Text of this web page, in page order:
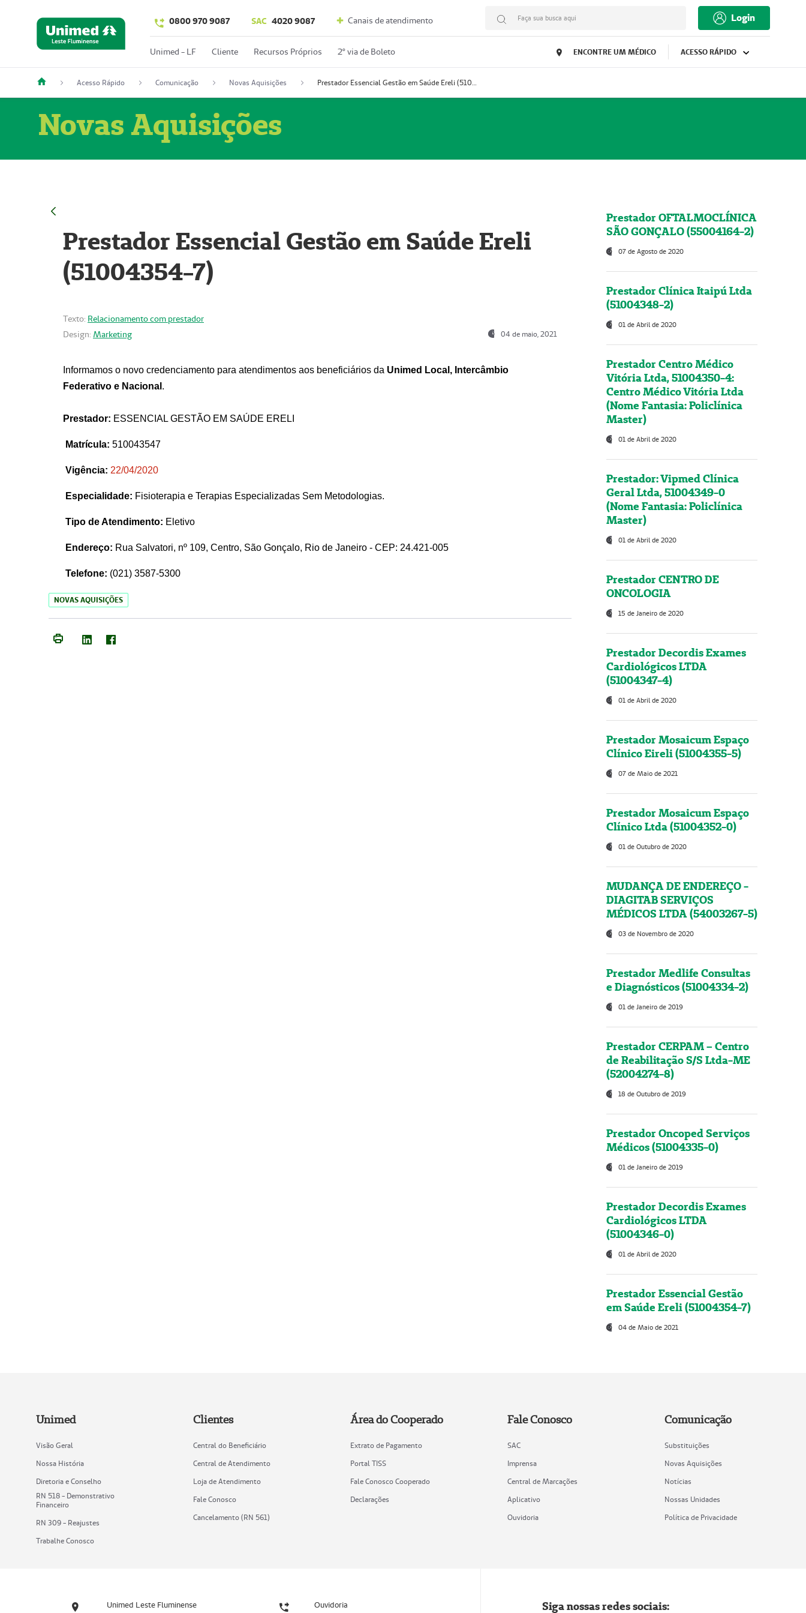
0800 970 9087 SAC 4020 9087 Canais de atendimento Faça sua busca aqui Login
Unimed - LF Cliente Recursos Próprios 2º via de Boleto ENCONTRE UM MÉDICO ACESSO RÁPIDO
Acesso Rápido Comunicação Novas Aquisições Prestador Essencial Gestão em Saúde Ereli (51004354-7)
Novas Aquisições
Prestador Essencial Gestão em Saúde Ereli
(51004354-7)
Texto: Relacionamento com prestador
Design: Marketing 04 de maio, 2021
Informamos o novo credenciamento para atendimentos aos beneficiários da Unimed Local, Intercâmbio
Federativo e Nacional .
Prestador: ESSENCIAL GESTÃO EM SAÚDE ERELI
Matrícula: 510043547
Vigência: 22/04/2020
Especialidade: Fisioterapia e Terapias Especializadas Sem Metodologias.
Tipo de Atendimento: Eletivo
Endereço: Rua Salvatori, nº 109, Centro, São Gonçalo, Rio de Janeiro - CEP: 24.421-005
Telefone: (021) 3587-5300
NOVAS AQUISIÇÕES
Prestador OFTALMOCLÍNICA
SÃO GONÇALO (55004164-2)
07 de Agosto de 2020
Prestador Clínica Itaipú Ltda
(51004348-2)
01 de Abril de 2020
Prestador Centro Médico
Vitória Ltda, 51004350-4:
Centro Médico Vitória Ltda
(Nome Fantasia: Policlínica
Master)
01 de Abril de 2020
Prestador: Vipmed Clínica
Geral Ltda, 51004349-0
(Nome Fantasia: Policlínica
Master)
01 de Abril de 2020
Prestador CENTRO DE
ONCOLOGIA
15 de Janeiro de 2020
Prestador Decordis Exames
Cardiológicos LTDA
(51004347-4)
01 de Abril de 2020
Prestador Mosaicum Espaço
Clínico Eireli (51004355-5)
07 de Maio de 2021
Prestador Mosaicum Espaço
Clínico Ltda (51004352-0)
01 de Outubro de 2020
MUDANÇA DE ENDEREÇO -
DIAGITAB SERVIÇOS
MÉDICOS LTDA (54003267-5)
03 de Novembro de 2020
Prestador Medlife Consultas
e Diagnósticos (51004334-2)
01 de Janeiro de 2019
Prestador CERPAM – Centro
de Reabilitação S/S Ltda-ME
(52004274-8)
18 de Outubro de 2019
Prestador Oncoped Serviços
Médicos (51004335-0)
01 de Janeiro de 2019
Prestador Decordis Exames
Cardiológicos LTDA
(51004346-0)
01 de Abril de 2020
Prestador Essencial Gestão
em Saúde Ereli (51004354-7)
04 de Maio de 2021
Unimed
Visão Geral
Nossa História
Diretoria e Conselho
RN 518 - Demonstrativo
Financeiro
RN 309 - Reajustes
Trabalhe Conosco
Clientes
Central do Beneficiário
Central de Atendimento
Loja de Atendimento
Fale Conosco
Cancelamento (RN 561)
Área do Cooperado
Extrato de Pagamento
Portal TISS
Fale Conosco Cooperado
Declarações
Fale Conosco
SAC
Imprensa
Central de Marcações
Aplicativo
Ouvidoria
Comunicação
Substituições
Novas Aquisições
Notícias
Nossas Unidades
Política de Privacidade
Unimed Leste Fluminense Ouvidoria Siga nossas redes sociais: